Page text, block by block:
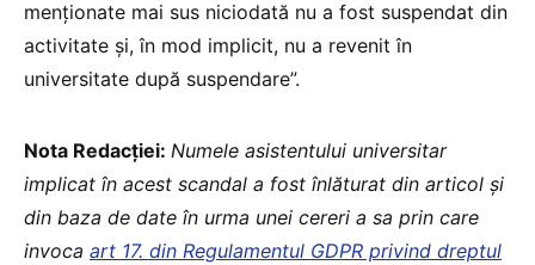
menționate mai sus niciodată nu a fost suspendat din
activitate și, în mod implicit, nu a revenit în
universitate după suspendare”.
Nota Redacției: Numele asistentului universitar
implicat în acest scandal a fost înlăturat din articol și
din baza de date în urma unei cereri a sa prin care
invoca art 17. din Regulamentul GDPR privind dreptul